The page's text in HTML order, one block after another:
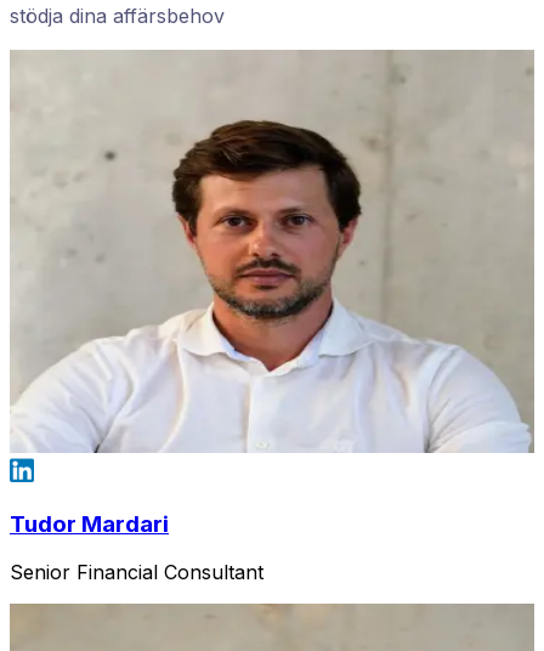
stödja dina affärsbehov
Tudor Mardari
Senior Financial Consultant